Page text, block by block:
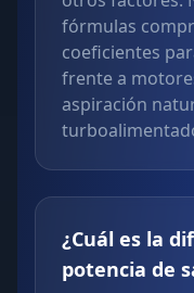
fórmulas
coeficientes
frente a
aspiración
¿Cuál es la
potencia de